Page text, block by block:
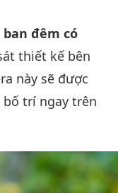
đêm có
thiết kế bên
này sẽ được
trí ngay trên